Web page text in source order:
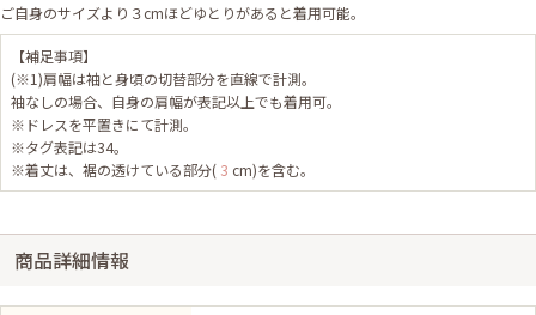
ご自身のサイズより３cmほどゆとりがあると着用可能。
【補足事項】
(※1)肩幅は袖と身頃の切替部分を直線で計測。
袖なしの場合、自身の肩幅が表記以上でも着用可。
※ドレスを平置きにて計測。
※タグ表記は34。
※着丈は、裾の透けている部分( 3 cm)を含む。
商品詳細情報